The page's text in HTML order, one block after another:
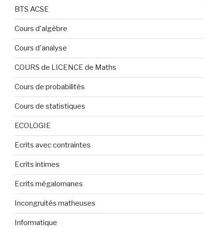
BTS ACSE
Cours d'algèbre
Cours d'analyse
COURS de LICENCE de Maths
Cours de probabilités
Cours de statistiques
ECOLOGIE
Ecrits avec contraintes
Ecrits intimes
Ecrits mégalomanes
Incongruités matheuses
Informatique